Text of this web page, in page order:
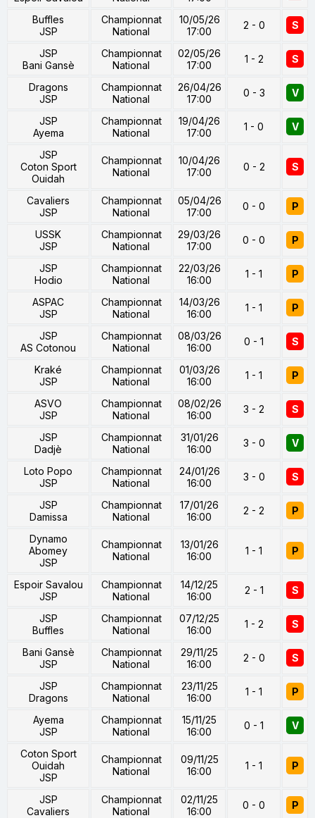
Buffles
JSP
Championnat
National
10/05/26
17:00
2 - 0 S
JSP
Bani Gansè
Championnat
National
02/05/26
17:00
1 - 2 S
Dragons
JSP
Championnat
National
26/04/26
17:00
0 - 3 V
JSP
Ayema
Championnat
National
19/04/26
17:00
1 - 0 V
JSP
Coton Sport
Ouidah
Championnat
National
10/04/26
17:00
0 - 2 S
Cavaliers
JSP
Championnat
National
05/04/26
17:00
0 - 0 P
USSK
JSP
Championnat
National
29/03/26
17:00
0 - 0 P
JSP
Hodio
Championnat
National
22/03/26
16:00
1 - 1 P
ASPAC
JSP
Championnat
National
14/03/26
16:00
1 - 1 P
JSP
AS Cotonou
Championnat
National
08/03/26
16:00
0 - 1 S
Kraké
JSP
Championnat
National
01/03/26
16:00
1 - 1 P
ASVO
JSP
Championnat
National
08/02/26
16:00
3 - 2 S
JSP
Dadjè
Championnat
National
31/01/26
16:00
3 - 0 V
Loto Popo
JSP
Championnat
National
24/01/26
16:00
3 - 0 S
JSP
Damissa
Championnat
National
17/01/26
16:00
2 - 2 P
Dynamo
Abomey
JSP
Championnat
National
13/01/26
16:00
1 - 1 P
Espoir Savalou
JSP
Championnat
National
14/12/25
16:00
2 - 1 S
JSP
Buffles
Championnat
National
07/12/25
16:00
1 - 2 S
Bani Gansè
JSP
Championnat
National
29/11/25
16:00
2 - 0 S
JSP
Dragons
Championnat
National
23/11/25
16:00
1 - 1 P
Ayema
JSP
Championnat
National
15/11/25
16:00
0 - 1 V
Coton Sport
Ouidah
JSP
Championnat
National
09/11/25
16:00
1 - 1 P
JSP
Cavaliers
Championnat
National
02/11/25
16:00
0 - 0 P